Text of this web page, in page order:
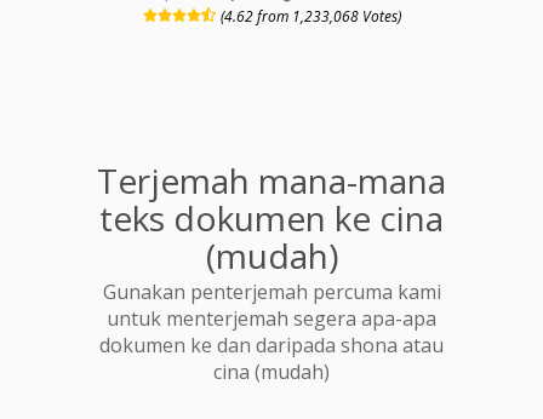
(4.62 from 1,233,068 Votes)
Terjemah mana-mana
teks dokumen ke cina
(mudah)
Gunakan penterjemah percuma kami
untuk menterjemah segera apa-apa
dokumen ke dan daripada shona atau
cina (mudah)